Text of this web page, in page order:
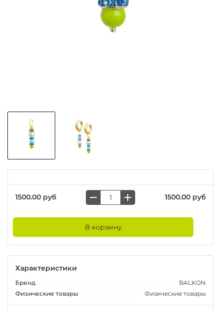
1500.00 руб 1500.00 руб
В корзину
Характеристики
Бренд
BALKON
Физические товары
Физические товары